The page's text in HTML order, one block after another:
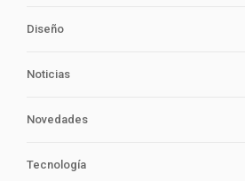
Diseño
Noticias
Novedades
Tecnología